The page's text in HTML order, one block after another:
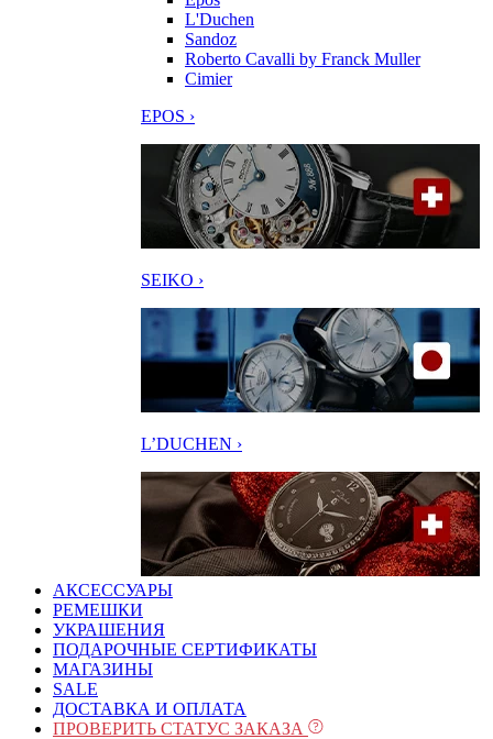
L'Duchen
Sandoz
Roberto Cavalli by Franck Muller
Cimier
EPOS ›
SEIKO ›
L’DUCHEN ›
АКСЕССУАРЫ
РЕМЕШКИ
УКРАШЕНИЯ
ПОДАРОЧНЫЕ СЕРТИФИКАТЫ
МАГАЗИНЫ
SALE
ДОСТАВКА И ОПЛАТА
ПРОВЕРИТЬ СТАТУС ЗАКАЗА